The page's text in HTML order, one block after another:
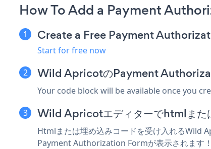
How To Add a Payment
Create a Free Payment
Start for free now
Wild ApricotのPayment
Your code block will be available once you
Wild Apricotエディターでhtmlまた
Htmlまたは埋め込みコードを受け入れるWild
Payment Authorization Formが表示されます！